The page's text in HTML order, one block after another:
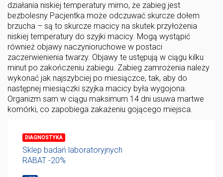
działania niskiej temperatury mimo, że zabieg jest
bezbolesny Pacjentka może odczuwać skurcze dołem
brzucha – są to skurcze macicy na skutek przyłożenia
niskiej temperatury do szyjki macicy. Mogą wystąpić
również objawy naczynioruchowe w postaci
zaczerwienienia twarzy. Objawy te ustępują w ciągu kilku
minut po zakończeniu zabiegu. Zabieg zamrożenia należy
wykonać jak najszybciej po miesiączce, tak, aby do
następnej miesiączki szyjka macicy była wygojona.
Organizm sam w ciągu maksimum 14 dni usuwa martwe
komórki, co zapobiega zakażeniu gojącego miejsca.
DIAGNOSTYKA
Sklep badań laboratoryjnych
RABAT -20%